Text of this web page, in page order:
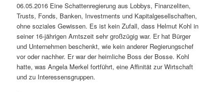
06.05.2016 Eine Schattenregierung aus Lobbys, Finanzeliten,
Trusts, Fonds, Banken, Investments und Kapitalgesellschaften,
ohne soziales Gewissen. Es ist kein Zufall, dass Helmut Kohl in
seiner 16-jährigen Amtszeit sehr großzügig war. Er hat Bürger
und Unternehmen beschenkt, wie kein anderer Regierungschef
vor oder nachher. Er war der heimliche Boss der Bosse. Kohl
hatte, was Angela Merkel fortführt, eine Affinität zur Wirtschaft
und zu Interessensgruppen.